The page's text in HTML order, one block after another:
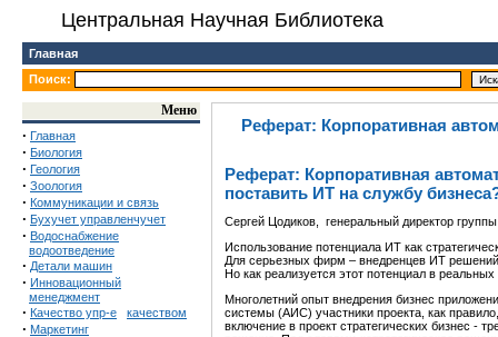
Центральная Научная Библиотека
Главная
Поиск:
Меню
· Главная
· Биология
· Геология
· Зоология
· Коммуникации и связь
· Бухучет управленчучет
· Водоснабжение
водоотведение
· Детали машин
· Инновационный
менеджмент
· Качество упр-е качеством
· Маркетинг
Реферат: Корпоративная
Реферат: Корпоративная
поставить ИТ на службу
Сергей Цодиков, генеральный директор
Использование потенциала ИТ как
Для серьезных фирм – внедренцев ИТ
Но как реализуется этот потенциал в реальных
Многолетний опыт внедрения бизнес
системы (АИС) участники проекта, как
включение в проект стратегических бизнес -